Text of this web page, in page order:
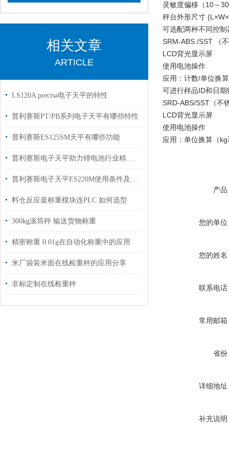
相关文章
ARTICLE
LS120A precisa电子天平的特性
普利赛斯PT/PB系列电子天平有哪些特性
普利赛斯ES125SM天平有哪些功能
普利赛斯电子天平助力锂电池行业精准称重
普利赛斯电子天平ES220M使用条件及校准
料仓反应釜称重模块连PLC 如何选型
300kg滚筒秤 输送货物称重
精密称重 0.01g在自动化称重中的应用
米厂袋装米面在线检重秤的应用分享
非标定制在线检重秤
灵敏度偏移（10～
秤台外形尺寸
可选配两种不同控制
SRM-ABS /SST （
LCD背光显示屏
使用电池操作
应用：计数/单位换
可进行样品ID和日
SRD-ABS/SST（不
LCD背光显示屏
使用电池操作
应用：单位换算（
产品
您的单位
您的姓名
联系电话
常用邮箱
省份
详细地址
补充说明